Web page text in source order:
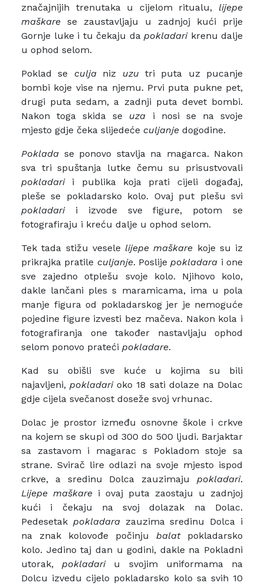
značajnijih trenutaka u cijelom ritualu, lijepe
maškare se zaustavljaju u zadnjoj kući prije
Gornje luke i tu čekaju da pokladarikrenu dalje
u ophod selom.
Poklad se culjaniz uzu tri puta uz pucanje
bombi koje vise na njemu. Prvi puta pukne pet,
drugi puta sedam, a zadnji puta devet bombi.
Nakon toga skida se uza i nosi se na svoje
mjesto gdje čeka slijedeće culjanje dogodine.
Poklada se ponovo stavlja na magarca. Nakon
sva tri spuštanja lutke čemu su prisustvovali
pokladari i publika koja prati cijeli događaj,
pleše se pokladarsko kolo. Ovaj put plešu svi
pokladarii izvode sve figure, potom se
fotografiraju i kreću dalje u ophod selom.
Tek tada stižu vesele lijepe maškare koje su iz
prikrajka pratile culjanje. Poslijepokladara i one
sve zajedno otplešu svoje kolo. Njihovo kolo,
dakle lančani ples s maramicama, ima u pola
manje figura od pokladarskog jer je nemoguće
pojedine figure izvesti bez mačeva. Nakon kola i
fotografiranja one također nastavljaju ophod
selom ponovo prateći pokladare.
Kad su obišli sve kuće u kojima su bili
najavljeni,pokladarioko 18 sati dolaze na Dolac
gdje cijela svečanost doseže svoj vrhunac.
Dolac je prostor između osnovne škole i crkve
na kojem se skupi od 300 do 500 ljudi. Barjaktar
sa zastavom i magarac s Pokladom stoje sa
strane. Svirač lire odlazi na svoje mjesto ispod
crkve, a sredinu Dolca zauzimaju pokladari.
Lijepe maškare i ovaj puta zaostaju u zadnjoj
kući i čekaju na svoj dolazak na Dolac.
Pedesetak pokladarazauzima sredinu Dolca i
na znak kolovođe počinju balatpokladarsko
kolo. Jedino taj dan u godini, dakle na Pokladni
utorak,pokladariu svojim uniformama na
Dolcu izvedu cijelo pokladarsko kolo sa svih 10